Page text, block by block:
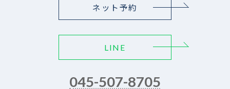
ネット予約
LINE
045-507-8705